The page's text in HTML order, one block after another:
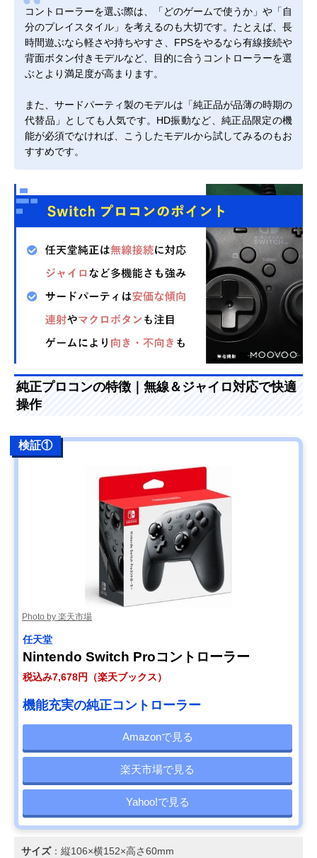
コントローラーを選ぶ際は、「どのゲームで使うか」や「自
分のプレイスタイル」を考えるのも大切です。たとえば、長
時間遊ぶなら軽さや持ちやすさ、FPSをやるなら有線接続や
背面ボタン付きモデルなど、目的に合うコントローラーを選
ぶとより満足度が高まります。
また、サードパーティ製のモデルは「純正品が品薄の時期の
代替品」としても人気です。HD振動など、純正品限定の機
能が必須でなければ、こうしたモデルから試してみるのもお
すすめです。
純正プロコンの特徴｜無線＆ジャイロ対応で快適
操作
検証①
Photo by 楽天市場
任天堂
Nintendo Switch Proコントローラー
税込み7,678円（楽天ブックス）
機能充実の純正コントローラー
Amazonで見る
楽天市場で見る
Yahoo!で見る
サイズ：縦106×横152×高さ60mm